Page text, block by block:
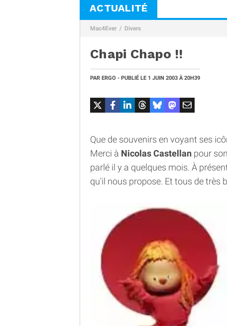
ACTUALITÉ
Mac4Ever Divers
Chapi Chapo !!
PAR ERGO - PUBLIÉ LE 1 JUIN 2003 À 20H39
Que de souvenirs en voyant ses
Merci à Nicolas Castellan pour
parlé il y a quelques mois. À
qu'il nous propose. Et tous de très